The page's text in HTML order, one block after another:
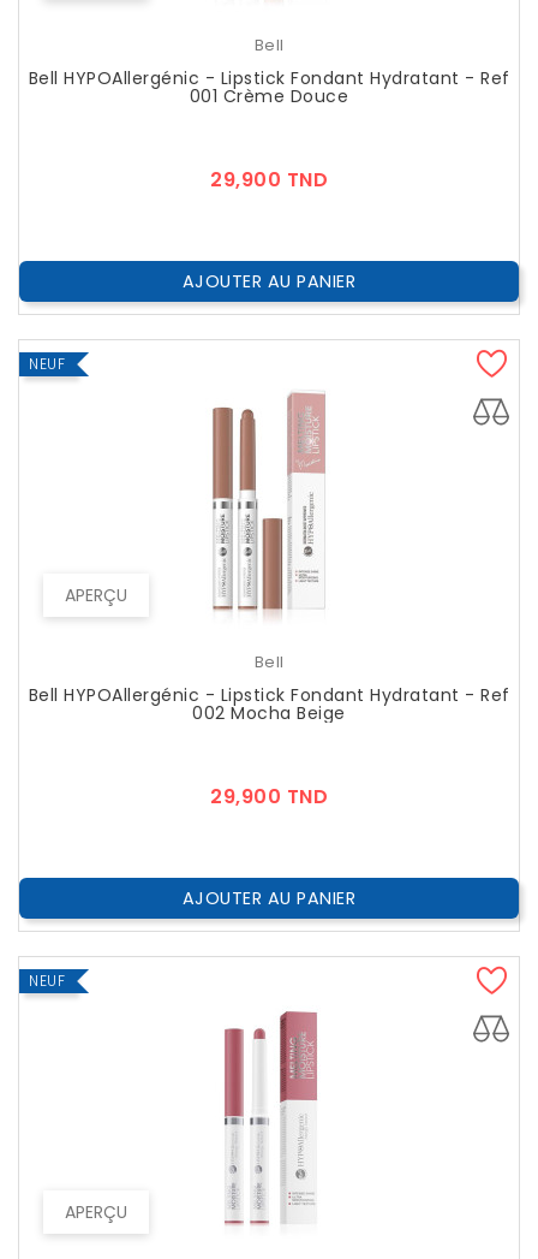
Bell
Bell HYPOAllergénic - Lipstick Fondant Hydratant - Ref
001 Crème Douce
29,900 TND
AJOUTER AU PANIER
APERÇU
NEUF
Bell
Bell HYPOAllergénic - Lipstick Fondant Hydratant - Ref
002 Mocha Beige
29,900 TND
AJOUTER AU PANIER
APERÇU
NEUF